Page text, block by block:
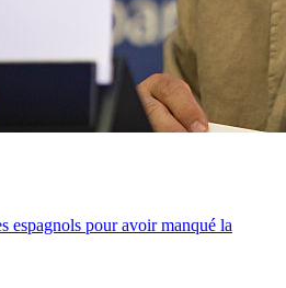
espagnols pour avoir manqué la